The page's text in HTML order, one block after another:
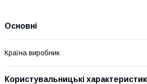
Основні
Країна виробник
Користувальницькі